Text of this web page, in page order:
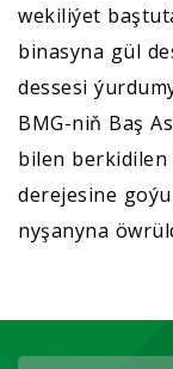
wekiliýet
binasyna gül
dessesi
BMG-niň Baş
bilen
derejesine
nyşanyna